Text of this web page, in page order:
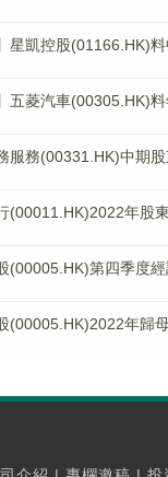
星凱控股(01166.HK)
五菱汽車(00305.HK)
服務(00331.HK)中期
(00011.HK)2022年股
(00005.HK)第四季度
(00005.HK)2022年歸